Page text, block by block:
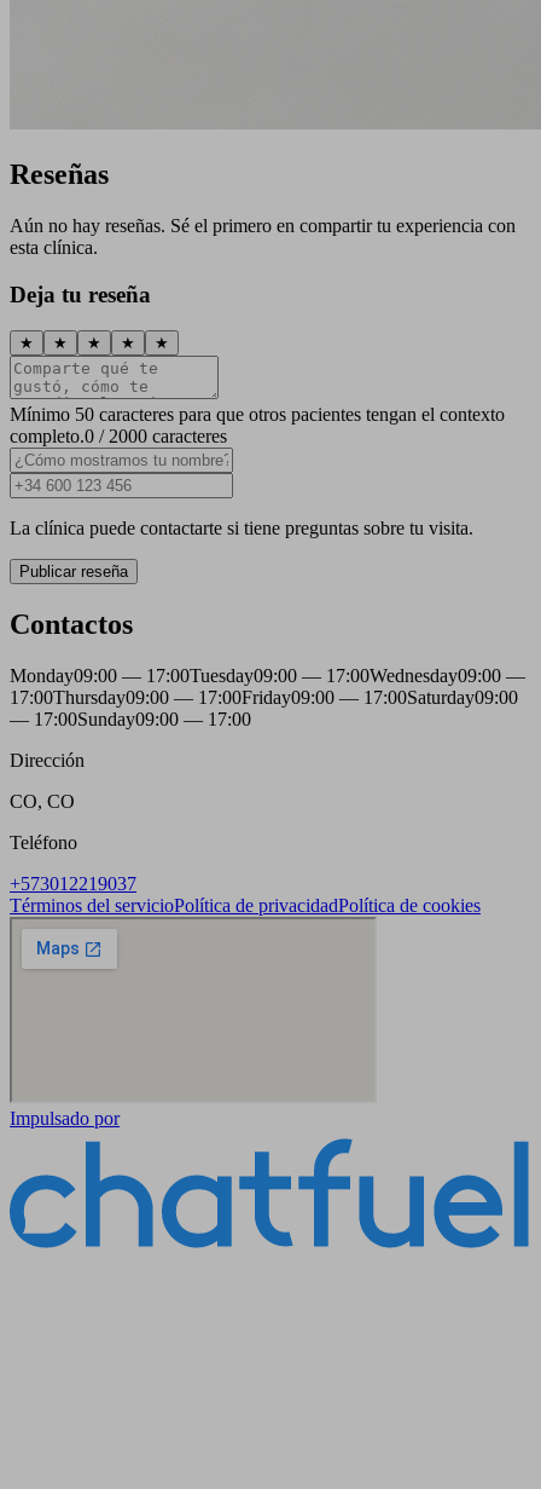
Reseñas
Aún no hay reseñas. Sé el primero en compartir tu experiencia con
esta clínica.
Deja tu reseña
★ ★ ★ ★ ★
Mínimo 50 caracteres para que otros pacientes tengan el contexto
completo.0 / 2000 caracteres
La clínica puede contactarte si tiene preguntas sobre tu visita.
Publicar reseña
Contactos
Monday09:00 — 17:00Tuesday09:00 — 17:00Wednesday09:00 —
17:00Thursday09:00 — 17:00Friday09:00 — 17:00Saturday09:00
— 17:00Sunday09:00 — 17:00
Dirección
CO, CO
Teléfono
+573012219037
Términos del servicioPolítica de privacidadPolítica de cookies
Impulsado por